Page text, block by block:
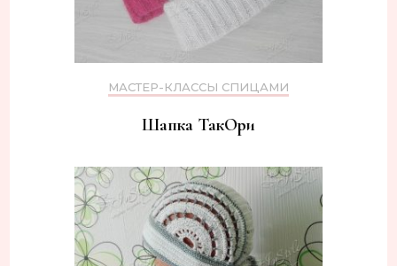
МАСТЕР-КЛАССЫ СПИЦАМИ
Шапка ТакОри